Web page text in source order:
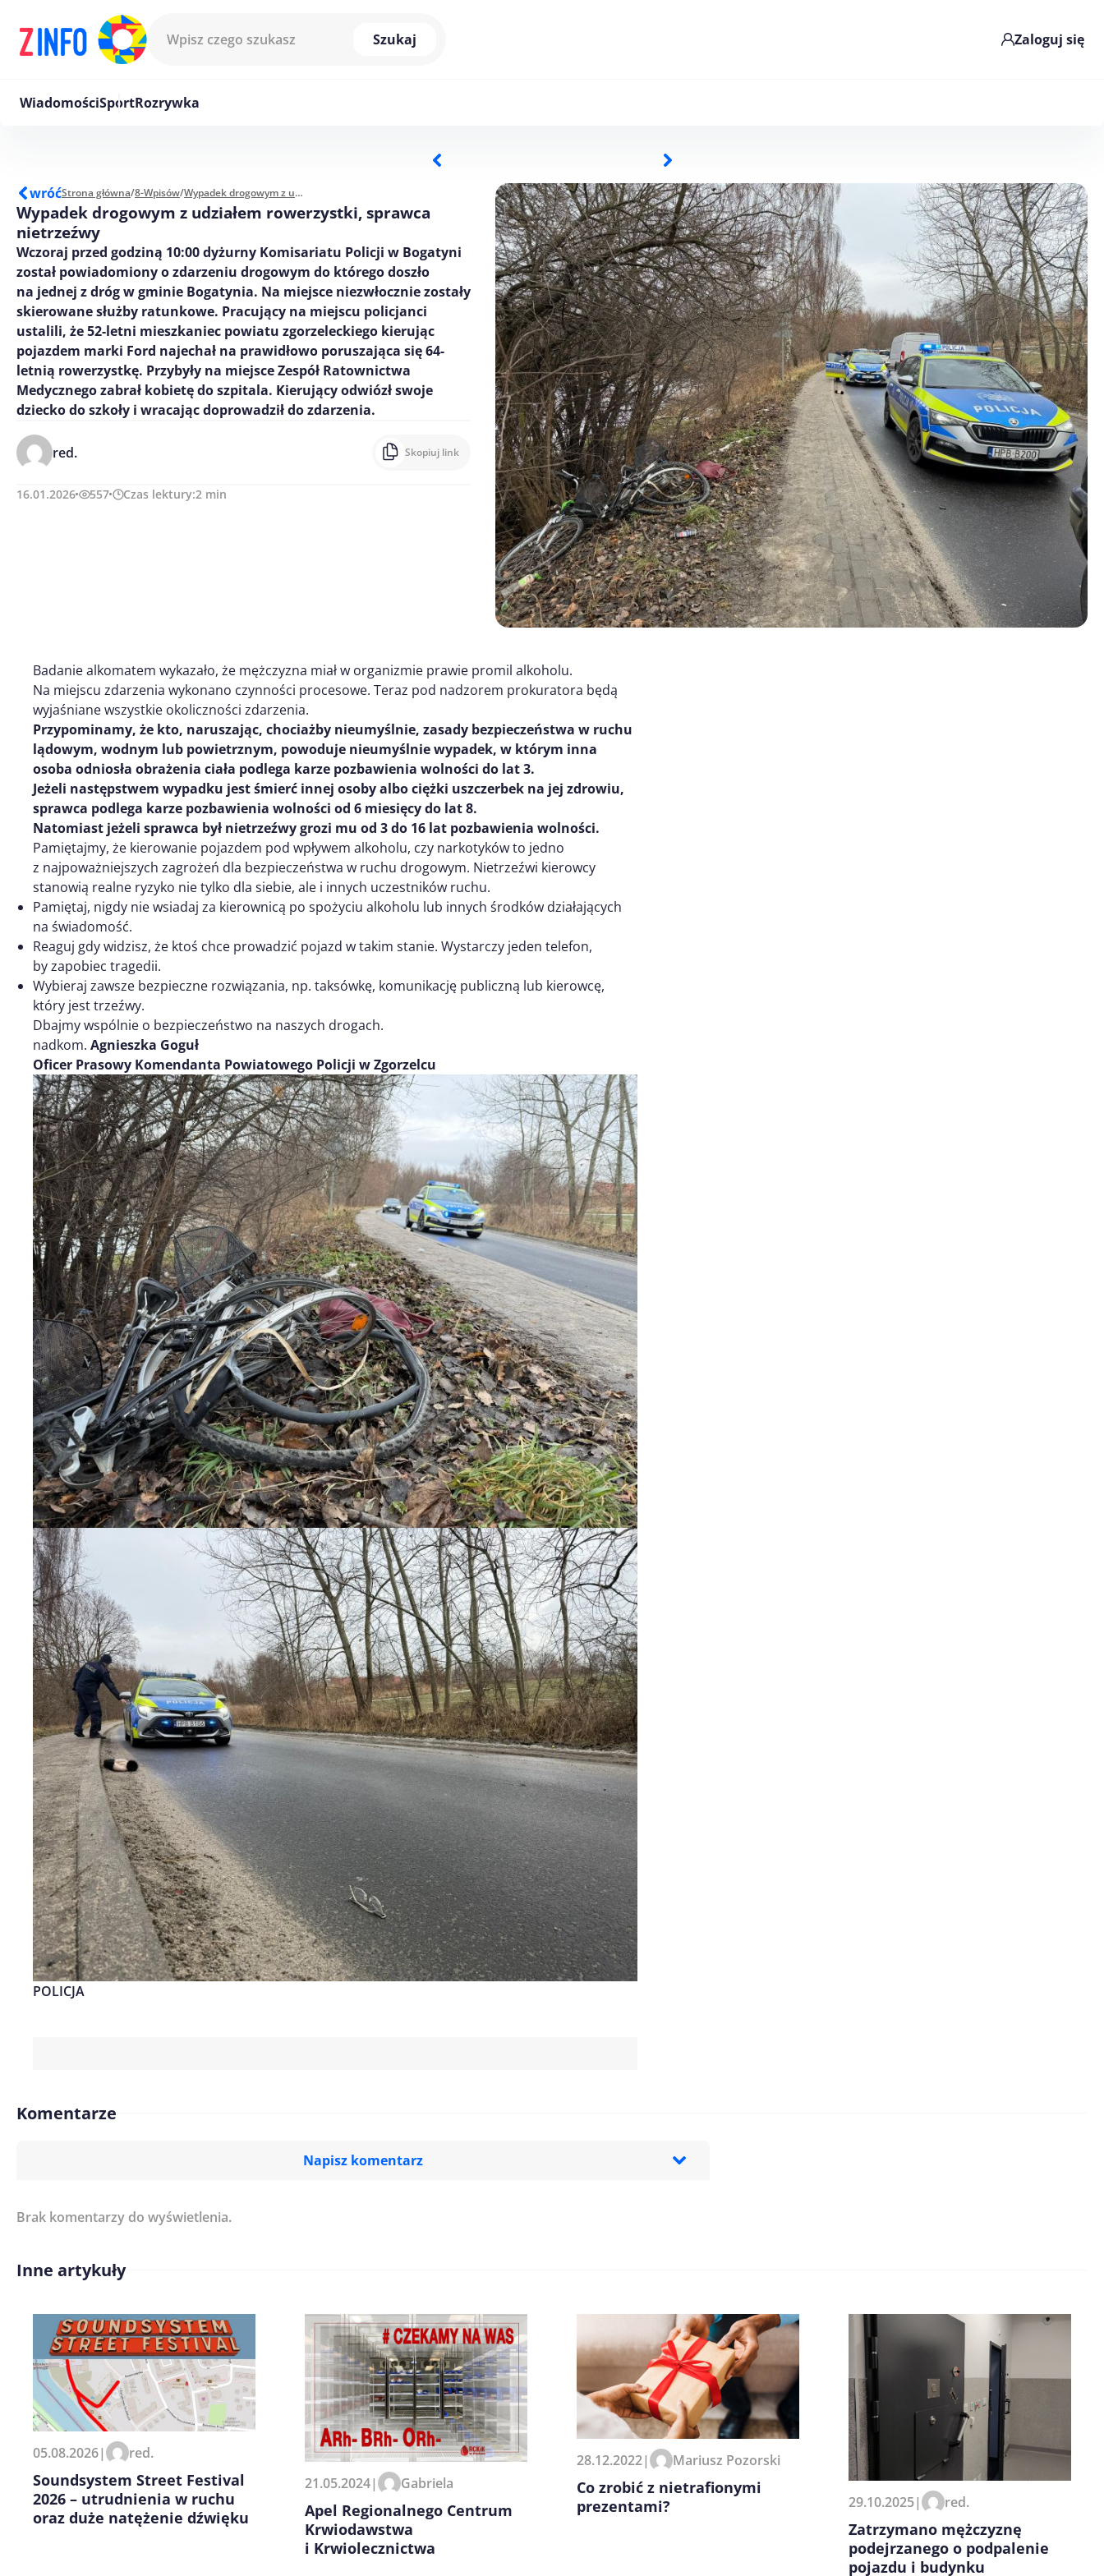
Szukaj
Zaloguj się
WiadomościSportRozrywka
wróćStrona główna/8-Wpisów/ Wypadek drogowym z udziałem rowerzystki, sprawca nietrzeźwy
Wypadek drogowym z udziałem rowerzystki, sprawca
nietrzeźwy
Wczoraj przed godziną 10:00 dyżurny Komisariatu Policji w Bogatyni
został powiadomiony o zdarzeniu drogowym do którego doszło
na jednej z dróg w gminie Bogatynia. Na miejsce niezwłocznie zostały
skierowane służby ratunkowe. Pracujący na miejscu policjanci
ustalili, że 52-letni mieszkaniec powiatu zgorzeleckiego kierując
pojazdem marki Ford najechał na prawidłowo poruszająca się 64-
letnią rowerzystkę. Przybyły na miejsce Zespół Ratownictwa
Medycznego zabrał kobietę do szpitala. Kierujący odwiózł swoje
dziecko do szkoły i wracając doprowadził do zdarzenia.
red. Skopiuj link
16.01.2026 557 Czas lektury:2 min
Badanie alkomatem wykazało, że mężczyzna miał w organizmie prawie promil alkoholu.
Na miejscu zdarzenia wykonano czynności procesowe. Teraz pod nadzorem prokuratora będą
wyjaśniane wszystkie okoliczności zdarzenia.
Przypominamy, że kto, naruszając, chociażby nieumyślnie, zasady bezpieczeństwa w ruchu
lądowym, wodnym lub powietrznym, powoduje nieumyślnie wypadek, w którym inna
osoba odniosła obrażenia ciała podlega karze pozbawienia wolności do lat 3.
Jeżeli następstwem wypadku jest śmierć innej osoby albo ciężki uszczerbek na jej zdrowiu,
sprawca podlega karze pozbawienia wolności od 6 miesięcy do lat 8.
Natomiast jeżeli sprawca był nietrzeźwy grozi mu od 3 do 16 lat pozbawienia wolności.
Pamiętajmy, że kierowanie pojazdem pod wpływem alkoholu, czy narkotyków to jedno
z najpoważniejszych zagrożeń dla bezpieczeństwa w ruchu drogowym. Nietrzeźwi kierowcy
stanowią realne ryzyko nie tylko dla siebie, ale i innych uczestników ruchu.
Pamiętaj, nigdy nie wsiadaj za kierownicą po spożyciu alkoholu lub innych środków działających
na świadomość.
Reaguj gdy widzisz, że ktoś chce prowadzić pojazd w takim stanie. Wystarczy jeden telefon,
by zapobiec tragedii.
Wybieraj zawsze bezpieczne rozwiązania, np. taksówkę, komunikację publiczną lub kierowcę,
który jest trzeźwy.
Dbajmy wspólnie o bezpieczeństwo na naszych drogach.
nadkom. Agnieszka Goguł
Oficer Prasowy Komendanta Powiatowego Policji w Zgorzelcu
POLICJA
Komentarze
Napisz komentarz
Imię/ Nick*
Zapamiętaj moje dane w tej przeglądarce podczas pisania
kolejnych komentarzy.
Brak komentarzy do wyświetlenia.
Inne artykuły
05.08.2026| red.
Soundsystem Street Festival
2026 – utrudnienia w ruchu
oraz duże natężenie dźwięku
21.05.2024| Gabriela
Apel Regionalnego Centrum
Krwiodawstwa
i Krwiolecznictwa
28.12.2022| Mariusz Pozorski
Co zrobić z nietrafionymi
prezentami?
29.10.2025| red.
Zatrzymano mężczyznę
podejrzanego o podpalenie
pojazdu i budynku